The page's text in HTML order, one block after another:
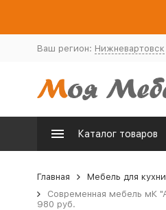
Ваш регион: Нижневартовск
Каталог товаров
Главная Мебель для кухни
Современная мебель мК
980 руб.